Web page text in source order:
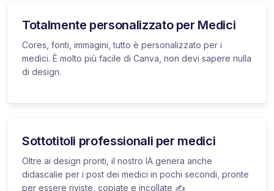
Totalmente personalizzato per Medici
Cores, fonti, immagini, tutto è personalizzato per i
medici. È molto più facile di Canva, non devi sapere nulla
di design.
Sottotitoli professionali per medici
Oltre ai design pronti, il nostro IA genera anche
didascalie per i post dei medici in pochi secondi, pronte
per essere riviste, copiate e incollate ✍️